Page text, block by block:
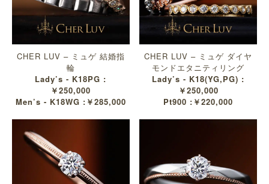
CHER LUV – ミュゲ 結婚指
輪
Lady’s - K18PG :
￥250,000
Men’s - K18WG :￥285,000
CHER LUV – ミュゲ ダイヤ
モンドエタニティリング
Lady’s - K18(YG,PG) :
￥250,000
Pt900 :￥220,000